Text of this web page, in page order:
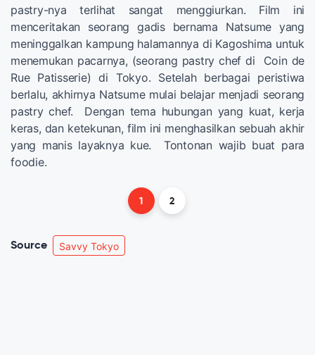
pastry-nya terlihat sangat menggiurkan. Film ini
menceritakan seorang gadis bernama Natsume yang
meninggalkan kampung halamannya di Kagoshima untuk
menemukan pacarnya, (seorang pastry chef di Coin de
Rue Patisserie) di Tokyo. Setelah berbagai peristiwa
berlalu, akhirnya Natsume mulai belajar menjadi seorang
pastry chef. Dengan tema hubungan yang kuat, kerja
keras, dan ketekunan, film ini menghasilkan sebuah akhir
yang manis layaknya kue. Tontonan wajib buat para
foodie.
1 2
Source Savvy Tokyo